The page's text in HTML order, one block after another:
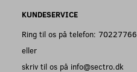
KUNDESERVICE
Ring til os på telefon: 70227766
eller
skriv til os på info@sectro.dk